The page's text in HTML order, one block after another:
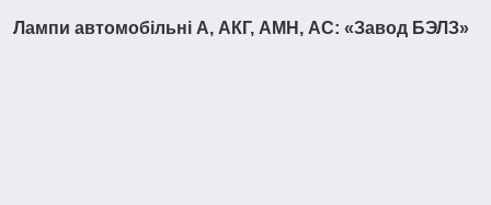
Лампи автомобільні А, АКГ, АМН, АС: «Завод БЭЛЗ»